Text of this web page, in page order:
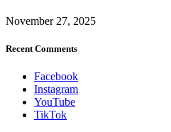
November 27, 2025
Recent Comments
Facebook
Instagram
YouTube
TikTok